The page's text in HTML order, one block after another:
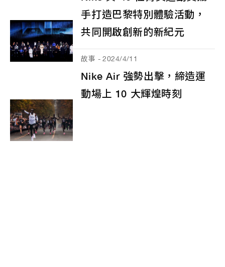
手打造巴黎特別體驗活動，
共同開啟創新的新紀元
故事 - 2024/4/11
Nike Air 強勢出擊，締造運
動場上 10 大輝煌時刻